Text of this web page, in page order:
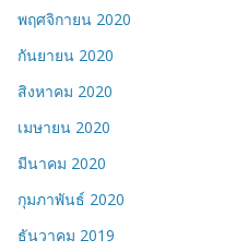
พฤศจิกายน 2020
กันยายน 2020
สิงหาคม 2020
เมษายน 2020
มีนาคม 2020
กุมภาพันธ์ 2020
ธันวาคม 2019